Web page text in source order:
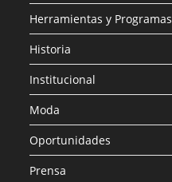
Herramientas y Programas
Historia
Institucional
Moda
Oportunidades
Prensa